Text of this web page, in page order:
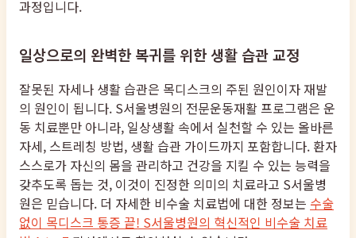
과정입니다.
일상으로의 완벽한 복귀를 위한 생활 습관 교정
잘못된 자세나 생활 습관은 목디스크의 주된 원인이자 재발
의 원인이 됩니다. S서울병원의 전문운동재활 프로그램은 운
동 치료뿐만 아니라, 일상생활 속에서 실천할 수 있는 올바른
자세, 스트레칭 방법, 생활 습관 가이드까지 포함합니다. 환자
스스로가 자신의 몸을 관리하고 건강을 지킬 수 있는 능력을
갖추도록 돕는 것, 이것이 진정한 의미의 치료라고 S서울병
원은 믿습니다. 더 자세한 비수술 치료법에 대한 정보는 수술
없이 목디스크 통증 끝! S서울병원의 혁신적인 비수술 치료